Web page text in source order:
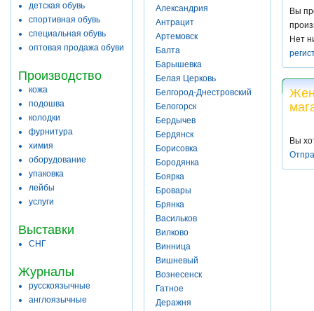
детская обувь
спортивная обувь
специальная обувь
оптовая продажа обуви
Производство
кожа
подошва
колодки
фурнитура
химия
оборудование
упаковка
лейбы
услуги
Выставки
СНГ
Журналы
русскоязычные
англоязычные
Александрия
Антрацит
Артемовск
Балта
Барышевка
Белая Церковь
Белгород-Днестровский
Белогорск
Бердычев
Бердянск
Борисовка
Бородянка
Боярка
Бровары
Брянка
Васильков
Вилково
Винница
Вишневый
Вознесенск
Гатное
Деражня
Вы
Нет
Вы